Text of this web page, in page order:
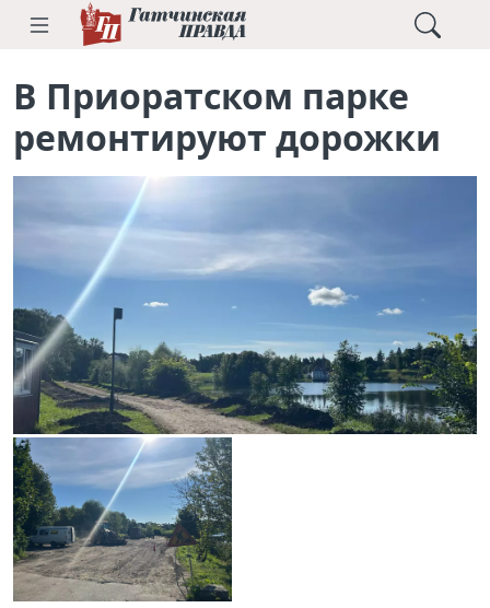
В Приоратском парке
ремонтируют дорожки